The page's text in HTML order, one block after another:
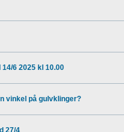
6 2025 kl 10.00
vinkel på gulvklinger?
27/4